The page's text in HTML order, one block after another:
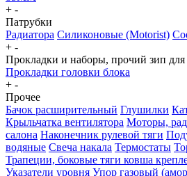
+ -
Патрубки
Радиатора Силиконовые (Motorist)
+ -
Прокладки и наборы, прочий зип
Прокладки головки блока
+ -
Прочее
Бачок расширительный Глушилки
Крыльчатка вентилятора Моторы,
салона Наконечник рулевой тяги
водяные Свеча накала Термостаты
Трапеции, боковые тяги ковша
Указатели уровня Упор газовый